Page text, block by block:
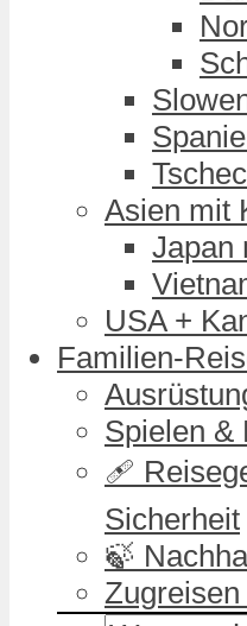
Asien mit
Japan
USA +
Familien-
Spielen &
🩹
Sicherheit
🍃